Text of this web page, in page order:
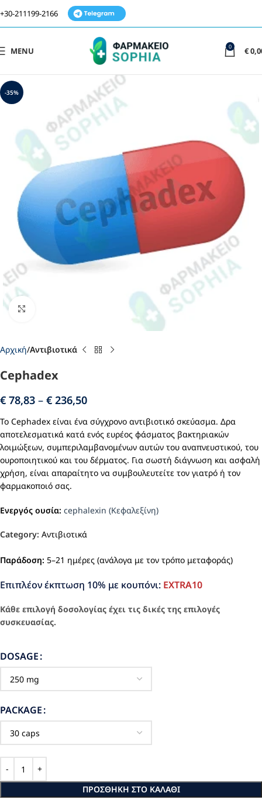
+30-211199-2166
MENU 0 €
-35%
Αρχική Αντιβιοτικά
Cephadex
€ 78,83 – € 236,50
Το Cephadex είναι ένα σύγχρονο αντιβιοτικό σκεύασμα. Δρα
αποτελεσματικά κατά ενός ευρέος φάσματος βακτηριακών
λοιμώξεων, συμπεριλαμβανομένων αυτών του αναπνευστικού, του
ουροποιητικού και του δέρματος. Για σωστή διάγνωση και ασφαλή
χρήση, είναι απαραίτητο να συμβουλευτείτε τον γιατρό ή τον
φαρμακοποιό σας.
Ενεργός ουσία: cephalexin (Κεφαλεξίνη)
Category: Αντιβιοτικά
Παράδοση: 5–21 ημέρες (ανάλογα με τον τρόπο μεταφοράς)
Επιπλέον έκπτωση 10% με κουπόνι: EXTRA10
Κάθε επιλογή δοσολογίας έχει τις δικές της επιλογές
συσκευασίας.
DOSAGE
PACKAGE
ΠΡΟΣΘΉΚΗ ΣΤΟ ΚΑΛΆΘΙ